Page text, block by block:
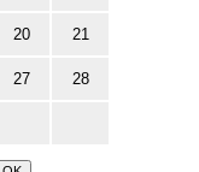
20 21
27 28